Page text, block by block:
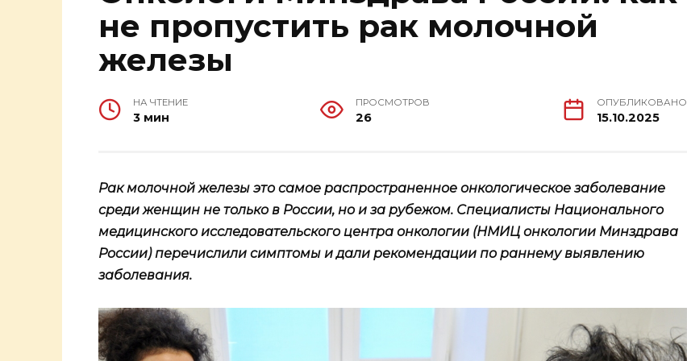
не пропустить рак молочной
железы
НА ЧТЕНИЕ
3 мин
ПРОСМОТРОВ
26
ОПУБЛИКОВАНО
15.10.2025
Рак молочной железы это самое распространенное онкологическое заболевание
среди женщин не только в России, но и за рубежом. Специалисты Национального
медицинского исследовательского центра онкологии (НМИЦ онкологии Минздрава
России) перечислили симптомы и дали рекомендации по раннему выявлению
заболевания.